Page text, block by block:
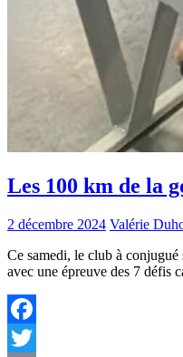
Les 100 km de la
2 décembre 2024 Valérie
Ce samedi, le club à
avec une épreuve des 7
Facebook